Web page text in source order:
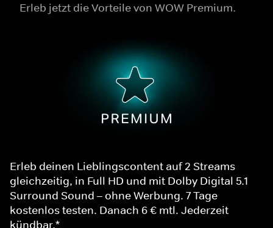
Erleb jetzt die Vorteile von WOW Premium.
Erleb deinen Lieblingscontent auf 2 Streams
gleichzeitig, in Full HD und mit Dolby Digital 5.1
Surround Sound – ohne Werbung. 7 Tage
kostenlos testen. Danach 6 € mtl. Jederzeit
kündbar.*